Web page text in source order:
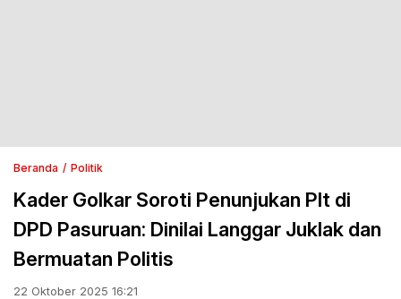
Beranda Politik
Kader Golkar Soroti Penunjukan Plt di
DPD Pasuruan: Dinilai Langgar Juklak dan
Bermuatan Politis
22 Oktober 2025 16:21